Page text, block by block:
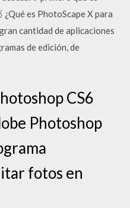
es PhotoScape X para
cantidad de aplicaciones
de edición, de
CS6
Photoshop
fotos en